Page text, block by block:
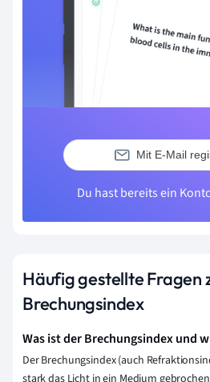
Mit E-Mail
Du hast bereits ein
Häufig gestellte Fragen
Brechungsindex
Was ist der Brechungsindex und
Der Brechungsindex (auch
stark das Licht in ein Medium